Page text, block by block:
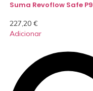
Suma Revoflow Safe P9
227,20 €
Adicionar